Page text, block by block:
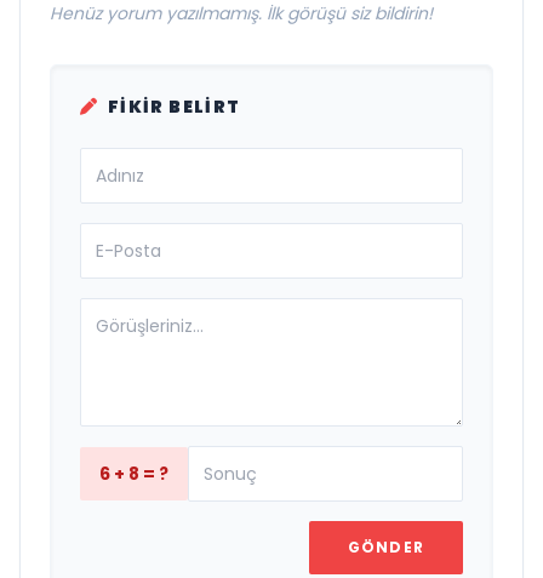
Henüz yorum yazılmamış. İlk görüşü siz bildirin!
FIKIR BELIRT
6 + 8 = ?
GÖNDER